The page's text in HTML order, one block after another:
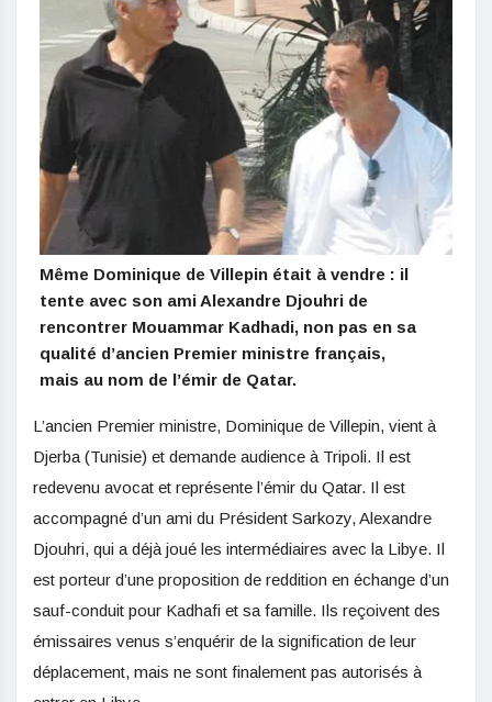
Même Dominique de Villepin était à vendre : il
tente avec son ami Alexandre Djouhri de
rencontrer Mouammar Kadhadi, non pas en sa
qualité d’ancien Premier ministre français,
mais au nom de l’émir de Qatar.
L’ancien Premier ministre, Dominique de Villepin, vient à
Djerba (Tunisie) et demande audience à Tripoli. Il est
redevenu avocat et représente l’émir du Qatar. Il est
accompagné d’un ami du Président Sarkozy, Alexandre
Djouhri, qui a déjà joué les intermédiaires avec la Libye. Il
est porteur d’une proposition de reddition en échange d’un
sauf-conduit pour Kadhafi et sa famille. Ils reçoivent des
émissaires venus s’enquérir de la signification de leur
déplacement, mais ne sont finalement pas autorisés à